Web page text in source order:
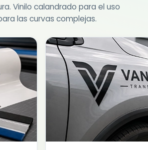
Vinilo calandrado para el uso
las curvas complejas.